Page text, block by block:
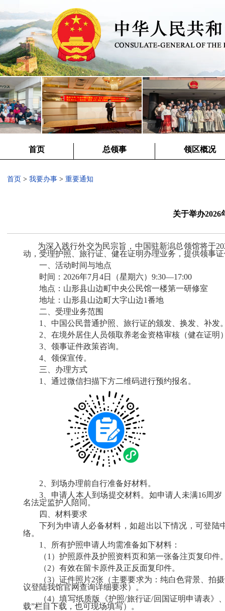
首页 总领事 领区概况
首页 > 我要办事> 重要通知
关于举办2026
为深入践行外交为民宗旨， 中国驻新潟总领馆将于
动，受理护照、旅行证、健在证明办理业务，提供领事
一、活动时间与地点
时间： 2026年7月4日（星期六）9:30—17:00
地点：山形县山边町中央公民馆一楼第一研修室
地址： 山形县山边町大字山边1番地
二、受理业务范围
1、中国公民普通护照、旅行证的颁发、换发、补发
2、在境外居住人员领取养老金资格审核（健在证明
3、领事证件政策咨询。
4、领保宣传。
三、办理方式
1、通过微信扫描下方二维码进行预约报名。
2、到场办理前自行准备好材料。
3、申请人本人到场提交材料。如申请人未满16周
名法定监护人陪同。
四、材料要求
下列为申请人必备材料，如超出以下情况，可登
络。
1、所有护照申请人均需准备如下材料：
（1）护照原件及护照资料页和第一张备注页复印件
（2）有效在留卡原件及正反面复印件。
（3）证件照片2张（主要要求为：纯白色背景、拍
议登陆我馆官网查询详细要求）。
（4）填写纸质版《护照/旅行证/回国证明申请表》
载”栏目下载 ， 也可现场填写）。